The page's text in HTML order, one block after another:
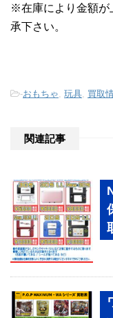
※在庫により金額が
承下さい。
-おもちゃ, 玩具, 買取
関連記事